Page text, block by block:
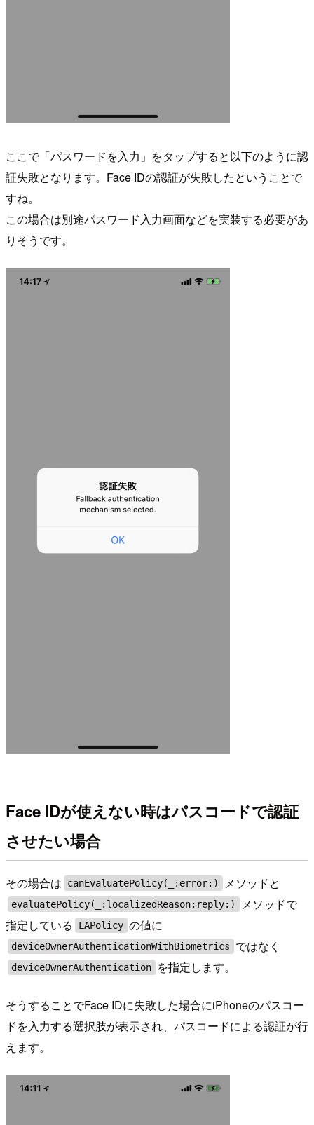
ここで「パスワードを入力」をタップすると以下のように認
証失敗となります。Face IDの認証が失敗したということで
すね。
この場合は別途パスワード入力画面などを実装する必要があ
りそうです。
Face IDが使えない時はパスコードで認証
させたい場合
その場合は canEvaluatePolicy(_:error:) メソッドと
evaluatePolicy(_:localizedReason:reply:)
メソッドで
指定している
LAPolicy の値に
deviceOwnerAuthenticationWithBiometrics ではなく
deviceOwnerAuthentication を指定します。
そうすることでFace IDに失敗した場合にiPhoneのパスコー
ドを入力する選択肢が表示され、パスコードによる認証が行
えます。